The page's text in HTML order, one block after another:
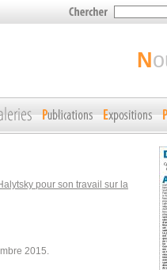
pour son travail sur la
2015.